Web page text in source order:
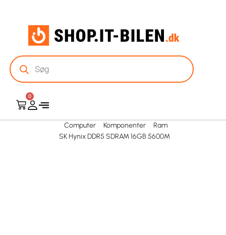
0
Computer Komponenter
Ram
SK Hynix DDR5 SDRAM 16GB 5600M